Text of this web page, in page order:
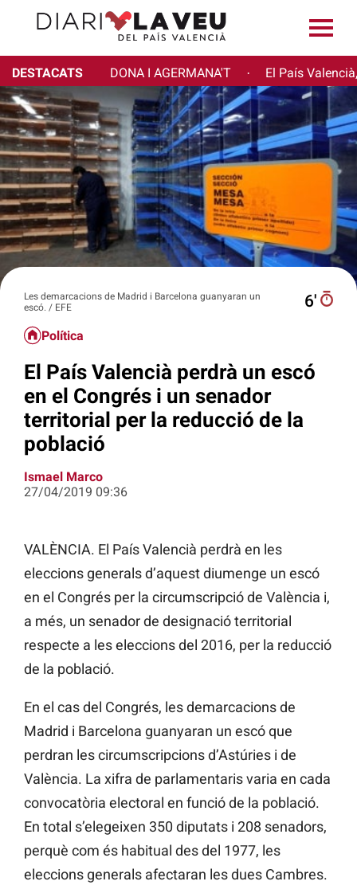
DESTACATS DONA I AGERMANA'T · El País
Les demarcacions de Madrid i Barcelona guanyaran un
escó. / EFE
6′
Política
El País Valencià perdrà un escó
en el Congrés i un senador
territorial per la reducció de la
població
Ismael Marco
27/04/2019 09:36
VALÈNCIA. El País Valencià perdrà en les
eleccions generals d’aquest diumenge un escó
en el Congrés per la circumscripció de València i,
a més, un senador de designació territorial
respecte a les eleccions del 2016, per la reducció
de la població.
En el cas del Congrés, les demarcacions de
Madrid i Barcelona guanyaran un escó que
perdran les circumscripcions d’Astúries i de
València. La xifra de parlamentaris varia en cada
convocatòria electoral en funció de la població.
En total s’elegeixen 350 diputats i 208 senadors,
perquè com és habitual des del 1977, les
eleccions generals afectaran les dues Cambres.